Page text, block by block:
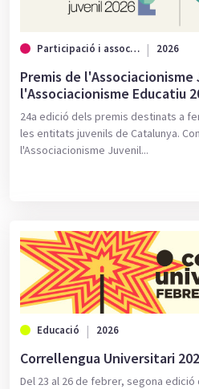
Participació i associacionisme 2026
Premis de l'Associacionisme
l'Associacionisme Educatiu
24a edició dels premis destinats a
les entitats juvenils de Catalunya.
l'Associacionisme Juvenil...
Educació 2026
Correllengua Universitari
Del 23 al 26 de febrer, segona